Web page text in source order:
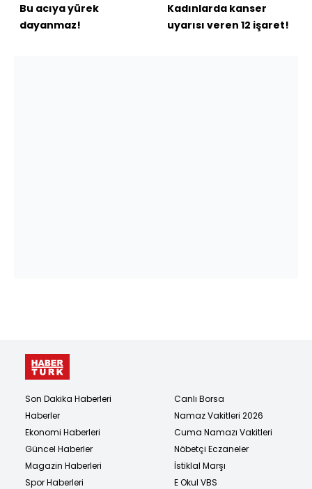
Bu acıya yürek
dayanmaz!
Kadınlarda kanser
uyarısı veren 12 işaret!
Son Dakika Haberleri
Haberler
Ekonomi Haberleri
Güncel Haberler
Magazin Haberleri
Spor Haberleri
Canlı Borsa
Namaz Vakitleri 2026
Cuma Namazı Vakitleri
Nöbetçi Eczaneler
İstiklal Marşı
E Okul VBS